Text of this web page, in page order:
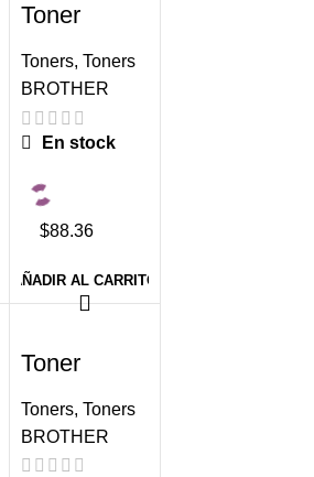
Toner
213M
Magenta
1,300
paginas
Toners, Toners
BROTHER
En stock
$88.36
AÑADIR AL CARRITO
Toner
217M
Magenta
2,300
paginas
Toners, Toners
BROTHER